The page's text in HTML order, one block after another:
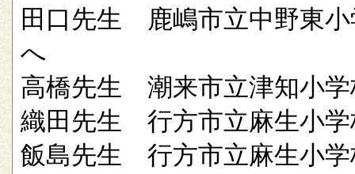
田口先生 鹿嶋市立中野東小
へ
高橋先生 潮来市立津知小学
織田先生 行方市立麻生小学
飯島先生 行方市立麻生小学